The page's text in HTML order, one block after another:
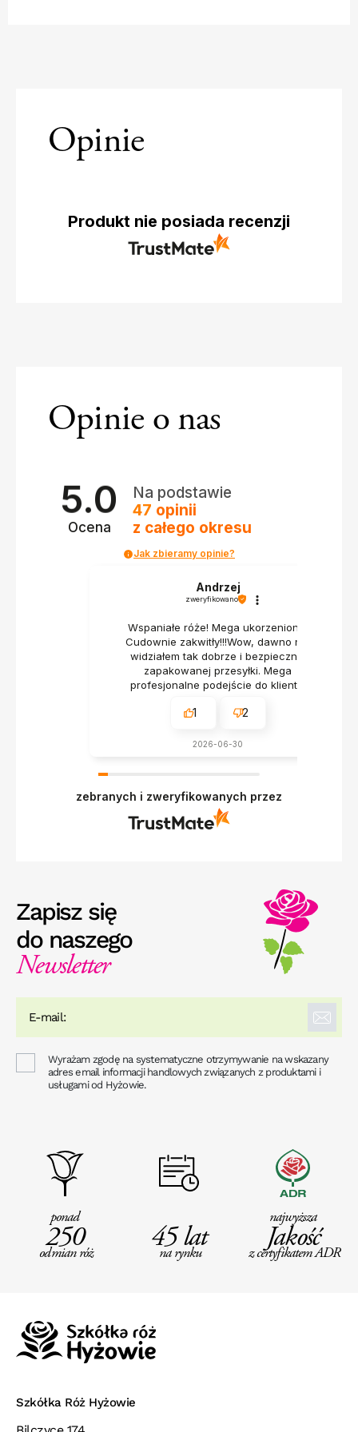
Opinie
Produkt nie posiada recenzji
Opinie o nas
5.0
Ocena
Na podstawie
47 opinii
z całego okresu
Jak zbieramy opinie?
Andrzej
zweryfikowano
Wspaniałe róże! Mega ukorzenione!
Cudownie zakwitły!!!Wow, dawno nie
widziałem tak dobrze i bezpiecznie
zapakowanej przesyłki. Mega
profesjonalne podejście do klienta.
1 2
2026-06-30
zebranych i zweryfikowanych przez
Zapisz się
do naszego
Newsletter
Wyrażam zgodę na systematyczne otrzymywanie na wskazany
adres email informacji handlowych związanych z produktami i
usługami od Hyżowie.
ponad
250
odmian róż
45 lat
na rynku
najwyższa
Jakość
z certyfikatem ADR
Szkółka Róż Hyżowie